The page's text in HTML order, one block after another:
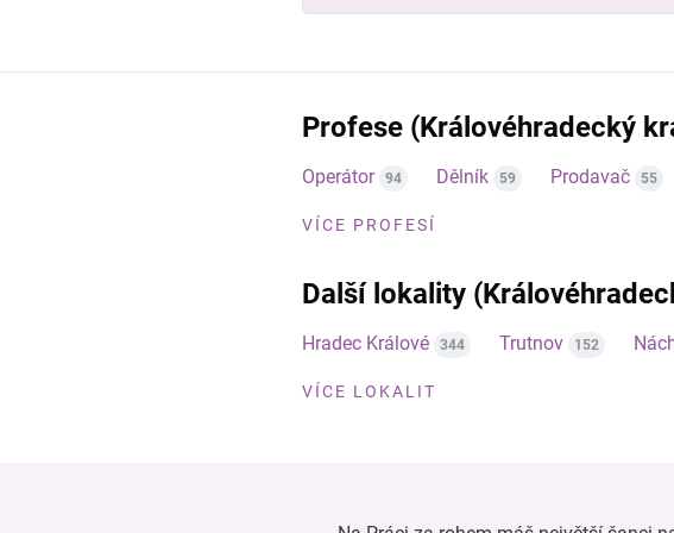
Profese (Královéhradecký
Operátor 94 Dělník 59 Prodavač 55
VÍCE PROFESÍ
Další lokality
Hradec Králové 344 Trutnov 152
VÍCE LOKALIT